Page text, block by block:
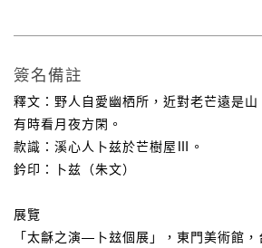
簽名備註
釋文：野人自愛幽栖所，近對老芒遠是山
有時看月夜方閑。
款識：溪心人卜兹於芒樹屋Ⅲ。
鈐印：卜兹（朱文）
展覽
「太龢之演—卜玆個展」，東門美術館